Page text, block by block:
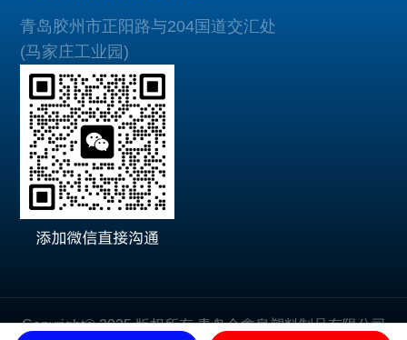
青岛胶州市正阳路与204国道交汇处
(马家庄工业园)
Copyright© 2025 版权所有 青岛金鑫泉塑料制品有限公司